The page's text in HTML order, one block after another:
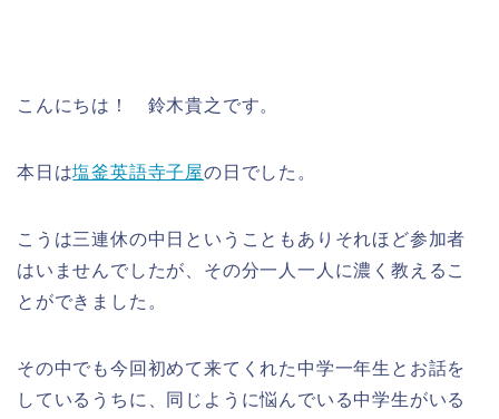
こんにちは！ 鈴木貴之です。
本日は塩釜英語寺子屋の日でした。
こうは三連休の中日ということもありそれほど参加者
はいませんでしたが、その分一人一人に濃く教えるこ
とができました。
その中でも今回初めて来てくれた中学一年生とお話を
しているうちに、同じように悩んでいる中学生がいる